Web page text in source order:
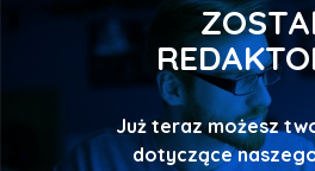
Już teraz możesz